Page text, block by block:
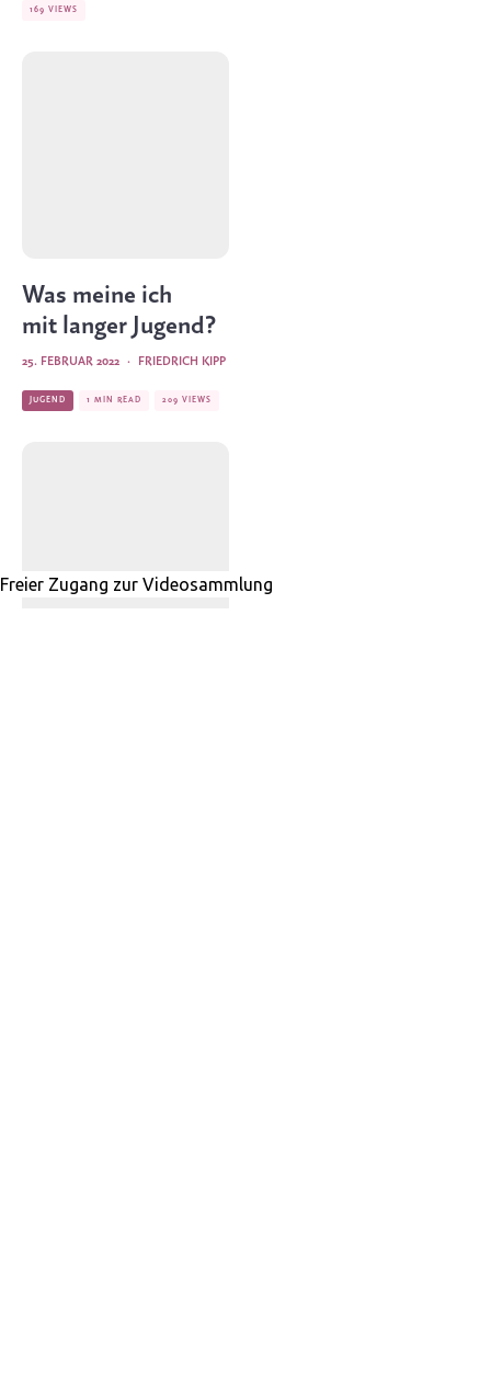
169 VIEWS
Was meine ich
mit langer Jugend?
FRIEDRICH KIPP
·
25. FEBRUAR 2022
JUGEND 1 MIN READ 209 VIEWS